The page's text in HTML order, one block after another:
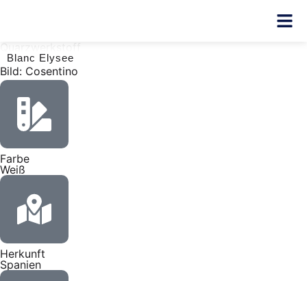
Quarzwerkstoff
Blanc Elysee
Bild: Cosentino
Farbe
Weiß
Herkunft
Spanien